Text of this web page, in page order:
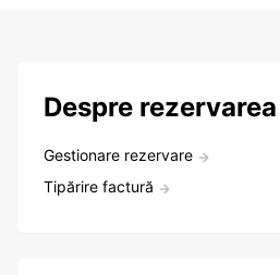
Despre
Gestionare rezervare
Tipărire factură